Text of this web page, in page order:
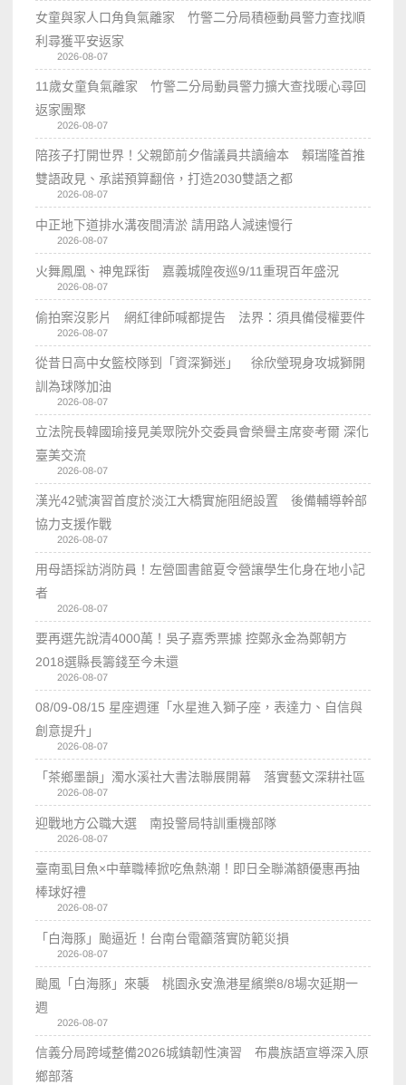
女童與家人口角負氣離家 竹警二分局積極動員警力查找順
利尋獲平安返家
2026-08-07
11歲女童負氣離家 竹警二分局動員警力擴大查找暖心尋回
返家團聚
2026-08-07
陪孩子打開世界！父親節前夕偕議員共讀繪本 賴瑞隆首推
雙語政見、承諾預算翻倍，打造2030雙語之都
2026-08-07
中正地下道排水溝夜間清淤 請用路人減速慢行
2026-08-07
火舞鳳凰、神鬼踩街 嘉義城隍夜巡9/11重現百年盛況
2026-08-07
偷拍案沒影片 網紅律師喊都提告 法界：須具備侵權要件
2026-08-07
從昔日高中女籃校隊到「資深獅迷」 徐欣瑩現身攻城獅開
訓為球隊加油
2026-08-07
立法院長韓國瑜接見美眾院外交委員會榮譽主席麥考爾 深化
臺美交流
2026-08-07
漢光42號演習首度於淡江大橋實施阻絕設置 後備輔導幹部
協力支援作戰
2026-08-07
用母語採訪消防員！左營圖書館夏令營讓學生化身在地小記
者
2026-08-07
要再選先說清4000萬！吳子嘉秀票據 控鄭永金為鄭朝方
2018選縣長籌錢至今未還
2026-08-07
08/09-08/15 星座週運「水星進入獅子座，表達力、自信與
創意提升」
2026-08-07
「茶鄉墨韻」濁水溪社大書法聯展開幕 落實藝文深耕社區
2026-08-07
迎戰地方公職大選 南投警局特訓重機部隊
2026-08-07
臺南虱目魚×中華職棒掀吃魚熱潮！即日全聯滿額優惠再抽
棒球好禮
2026-08-07
「白海豚」颱逼近！台南台電籲落實防範災損
2026-08-07
颱風「白海豚」來襲 桃園永安漁港星繽樂8/8場次延期一
週
2026-08-07
信義分局跨域整備2026城鎮韌性演習 布農族語宣導深入原
鄉部落